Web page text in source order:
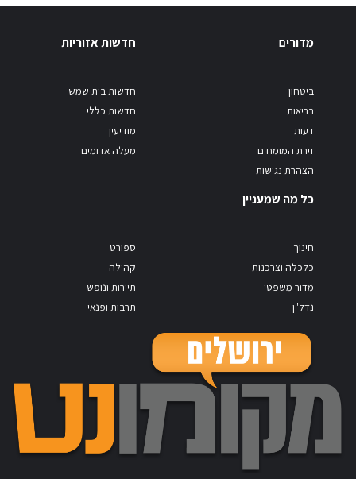
מדורים
ביטחון
בריאות
דעות
זירת המומחים
הצהרת נגישות
חדשות אזוריות
חדשות בית שמש
חדשות כללי
מודיעין
מעלה אדומים
כל מה שמעניין
חינוך
כלכלה וצרכנות
מדור משפטי
נדל"ן
ספורט
קהילה
תיירות ונופש
תרבות ופנאי